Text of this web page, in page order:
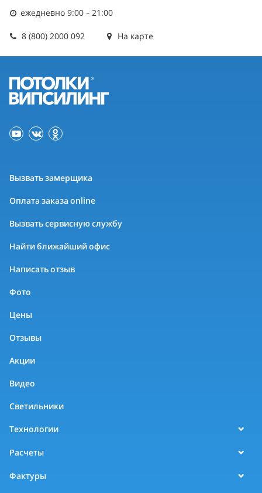
ежедневно 9:00 - 21:00
8 (800) 2000 092 На карте
Вызвать замерщика
Оплата заказа online
Вызвать сервисную службу
Найти ближайший офис
Написать отзыв
Фото
Цены
Отзывы
Акции
Видео
Светильники
Технологии
Расчеты
Фактуры